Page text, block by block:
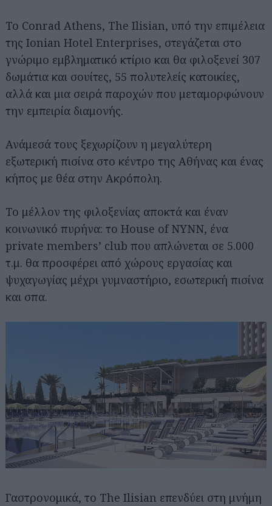
Το Conrad Athens, The Ilisian, υπό την επιμέλεια
της Ionian Hotel Enterprises, στεγάζεται στο
γνώριμο εμβληματικό κτίριο και θα φιλοξενεί 307
δωμάτια και σουίτες, 55 πολυτελείς κατοικίες,
αλλά και μια σειρά παροχών που μεταμορφώνουν
την εμπειρία διαμονής.
Ανάμεσά τους ξεχωρίζουν η μεγαλύτερη
εξωτερική πισίνα στο κέντρο της Αθήνας και ένας
κήπος με θέα στην Ακρόπολη.
Το μέλλον της φιλοξενίας αποκτά και έναν
κοινωνικό πυρήνα: το House of NYNN, ένα
private members’ club που απλώνεται σε 5.000
τ.μ. θα προσφέρει από χώρους εργασίας και
ψυχαγωγίας μέχρι γυμναστήριο, εσωτερική πισίνα
και σπα.
Γαστρονομικά, το The Ilisian επενδύει στη μνήμη